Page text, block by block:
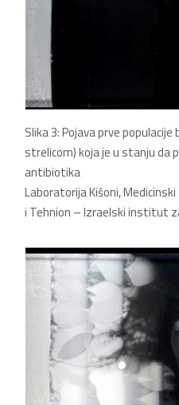
Slika 3:Pojava prve
strelicom) koja je u stanju da
antibiotika
Laboratorija Kišoni,
i Tehnion – Izraelski institut